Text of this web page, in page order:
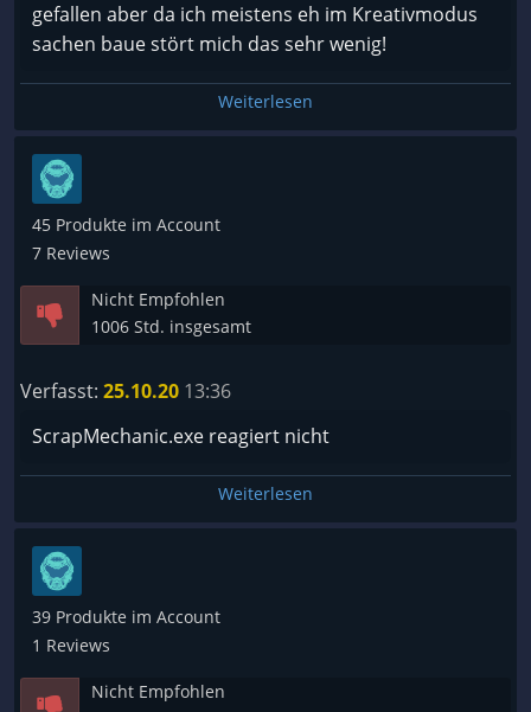
gefallen aber da ich meistens eh im Kreativmodus
sachen baue stört mich das sehr wenig!
Weiterlesen
45 Produkte im Account
7 Reviews
Nicht Empfohlen
1006 Std. insgesamt
Verfasst: 25.10.20 13:36
ScrapMechanic.exe reagiert nicht
Weiterlesen
39 Produkte im Account
1 Reviews
Nicht Empfohlen